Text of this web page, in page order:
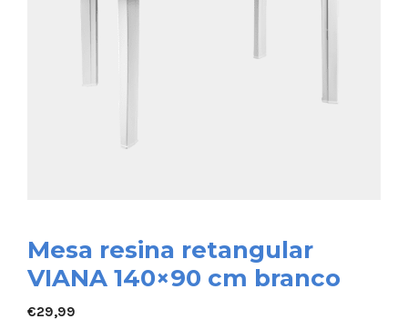
Mesa resina retangular
VIANA 140×90 cm branco
€29,99